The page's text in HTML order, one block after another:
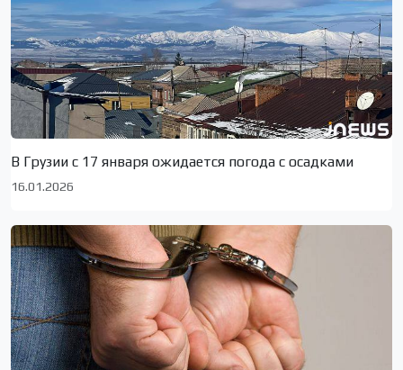
В Грузии с 17 января ожидается погода с осадками
16.01.2026